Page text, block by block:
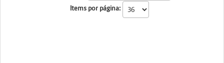
Items por página: